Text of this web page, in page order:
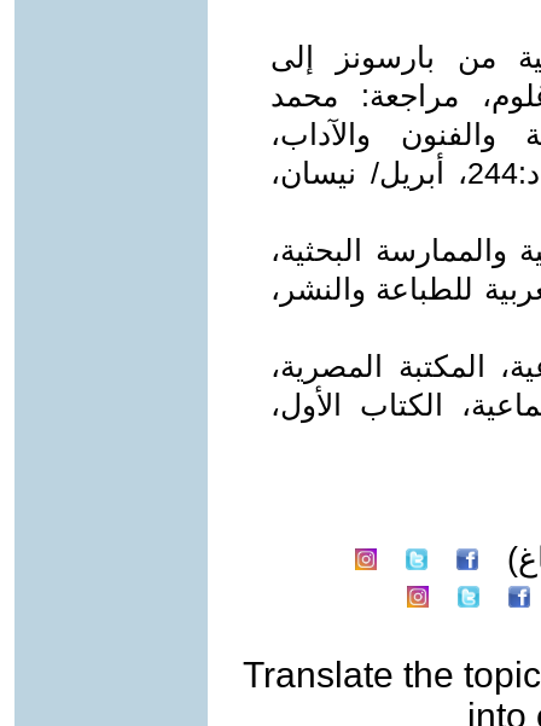
من بارسونز إلى
مراجعة: محمد
والآداب،
الكويت، سلسلة عالم المعرفة، العدد:244، أبريل/ نيسان،
والممارسة البحثية،
للطباعة والنشر،
المكتبة المصرية،
الكتاب الأول،
Translate the topic
into